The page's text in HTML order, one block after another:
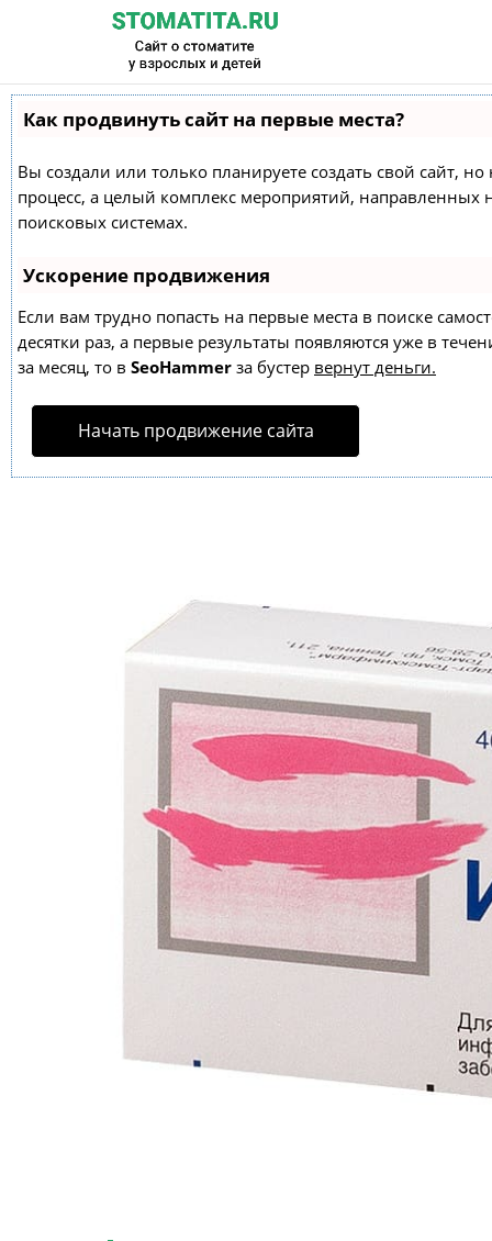
Как продвинуть сайт на первые места?
Вы создали или только планируете создать свой сайт,
процесс, а целый комплекс мероприятий,
поисковых системах.
Ускорение продвижения
Если вам трудно попасть на первые места в поиске
десятки раз, а первые результаты появляются уже в
за месяц, то в SeoHammer за бустер вернут деньги.
Начать продвижение сайта